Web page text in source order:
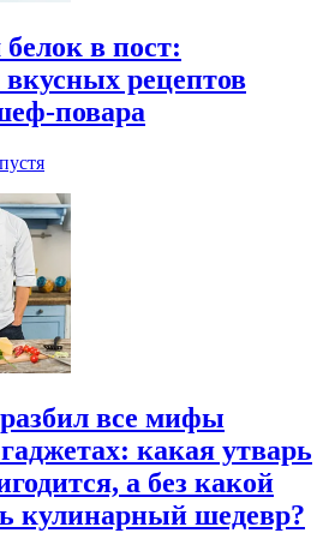
в пост:
рецептов
повара
все мифы
какая утварь
а без какой
кулинарный шедевр?